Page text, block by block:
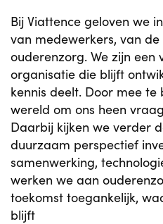
Bij Viattence geloven we
van medewerkers, van
ouderenzorg. We zijn een
organisatie die blijft
kennis deelt. Door mee
wereld om ons heen
Daarbij kijken we verder
duurzaam perspectief
samenwerking,
werken we aan
toekomst toegankelijk,
blijft